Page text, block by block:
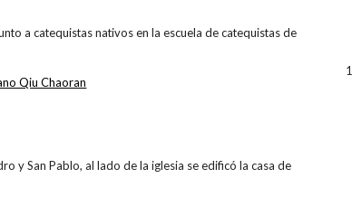
a catequistas nativos en la escuela de catequistas de
Qiu Chaoran
y San Pablo, al lado de la iglesia se edificó la casa de